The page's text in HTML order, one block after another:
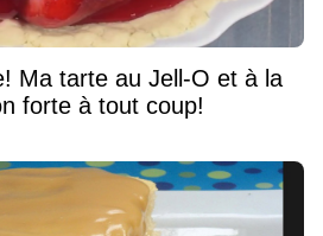
Ma tarte au Jell-O et à la
forte à tout coup!